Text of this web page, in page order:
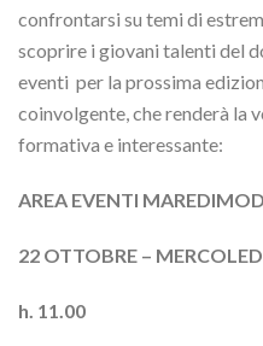
confrontarsi su temi di
scoprire i giovani talenti del
eventi per la prossima
coinvolgente, che renderà la
formativa e interessante:
AREA EVENTI
22 OTTOBRE –
h. 11.00